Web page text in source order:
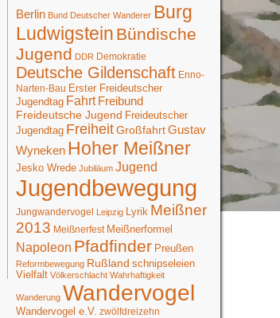
Berlin Bund Deutscher Wanderer Burg
Ludwigstein Bündische
Jugend DDR Demokratie
Deutsche Gildenschaft Enno-
Narten-Bau Erster Freideutscher
Jugendtag Fahrt Freibund
Freideutsche Jugend Freideutscher
Jugendtag FreiheitGroßfahrtGustav
Wyneken Hoher Meißner
Jesko Wrede Jubiläum Jugend
Jugendbewegung
Jungwandervogel Leipzig Lyrik Meißner
2013 Meißnerfest Meißnerformel
Napoleon Pfadfinder Preußen
Reformbewegung Rußland schnipseleien
Vielfalt Völkerschlacht Wahrhaftigkeit
Wanderung Wandervogel
Wandervogel e.V. zwölfdreizehn